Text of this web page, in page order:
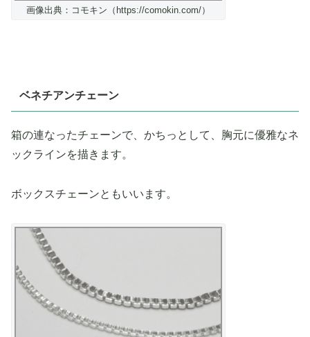
画像出典：コモキン（https://comokin.com/）
ベネチアンチェーン
箱の連なったチェーンで、かちっとして、胸元に優雅なネ
ックラインを描きます。
ボックスチェーンともいいます。